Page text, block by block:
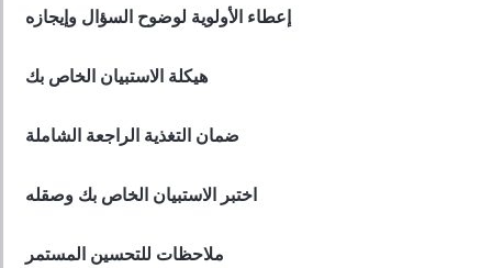
إعطاء الأولوية لوضوح السؤال وإيجازه
هيكلة الاستبيان الخاص بك
ضمان التغذية الراجعة الشاملة
اختبر الاستبيان الخاص بك وصقله
ملاحظات للتحسين المستمر